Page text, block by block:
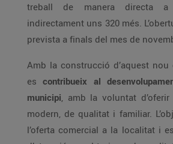
treball de manera directa
indirectament uns 320 més.
prevista a finals del mes de
Amb la construcció d’aquest nou
es contribueix al
municipi, amb la voluntat
modern, de qualitat i familiar.
l’oferta comercial a la localitat i